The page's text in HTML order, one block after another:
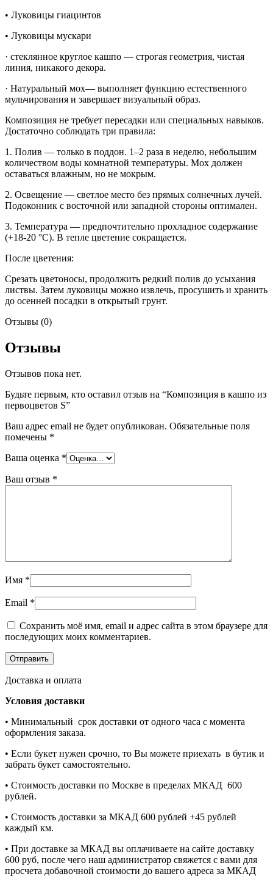
• Луковицы гиацинтов
• Луковицы мускари
· стеклянное круглое кашпо — строгая геометрия, чистая
линия, никакого декора.
· Натуральный мох— выполняет функцию естественного
мульчирования и завершает визуальный образ.
Композиция не требует пересадки или специальных навыков.
Достаточно соблюдать три правила:
1. Полив — только в поддон. 1–2 раза в неделю, небольшим
количеством воды комнатной температуры. Мох должен
оставаться влажным, но не мокрым.
2. Освещение — светлое место без прямых солнечных лучей.
Подоконник с восточной или западной стороны оптимален.
3. Температура — предпочтительно прохладное содержание
(+18-20 °C). В тепле цветение сокращается.
После цветения:
Срезать цветоносы, продолжить редкий полив до усыхания
листвы. Затем луковицы можно извлечь, просушить и хранить
до осенней посадки в открытый грунт.
Отзывы (0)
Отзывы
Отзывов пока нет.
Будьте первым, кто оставил отзыв на “Композиция в кашпо из
первоцветов S”
Ваш адрес email не будет опубликован. Обязательные поля
помечены *
Ваша оценка *
Ваш отзыв *
Имя *
Email *
Сохранить моё имя, email и адрес сайта в этом браузере для
последующих моих комментариев.
Доставка и оплата
Условия доставки
• Минимальный срок доставки от одного часа с момента
оформления заказа.
• Если букет нужен срочно, то Вы можете приехать в бутик и
забрать букет самостоятельно.
• Стоимость доставки по Москве в пределах МКАД 600
рублей.
• Стоимость доставки за МКАД 600 рублей +45 рублей
каждый км.
• При доставке за МКАД вы оплачиваете на сайте доставку
600 руб, после чего наш администратор свяжется с вами для
просчета добавочной стоимости до вашего адреса за МКАД